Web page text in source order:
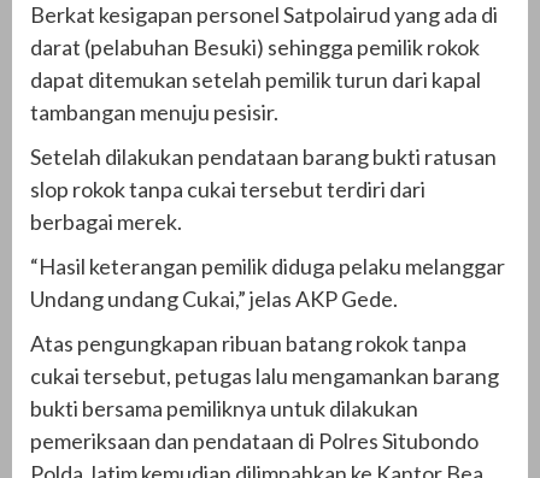
Berkat kesigapan personel Satpolairud yang ada di
darat (pelabuhan Besuki) sehingga pemilik rokok
dapat ditemukan setelah pemilik turun dari kapal
tambangan menuju pesisir.
Setelah dilakukan pendataan barang bukti ratusan
slop rokok tanpa cukai tersebut terdiri dari
berbagai merek.
“Hasil keterangan pemilik diduga pelaku melanggar
Undang undang Cukai,” jelas AKP Gede.
Atas pengungkapan ribuan batang rokok tanpa
cukai tersebut, petugas lalu mengamankan barang
bukti bersama pemiliknya untuk dilakukan
pemeriksaan dan pendataan di Polres Situbondo